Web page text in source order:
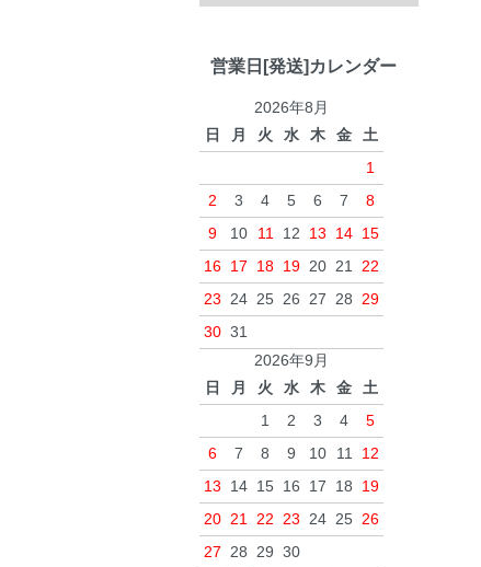
営業日[発送]カレンダー
2026年8月
日
月 火 水 木 金
土
1
2
3 4 5 6 7
8
9
10 11 12 13 14 15
16 17 18 19 20 21 22
23 24 25 26 27 28 29
30 31
2026年9月
日
月 火 水 木 金
土
1
2 3 4
5
6
7 8 9 10 11
12
13
14 15 16 17 18
19
20 21 22 23 24 25 26
27 28 29 30